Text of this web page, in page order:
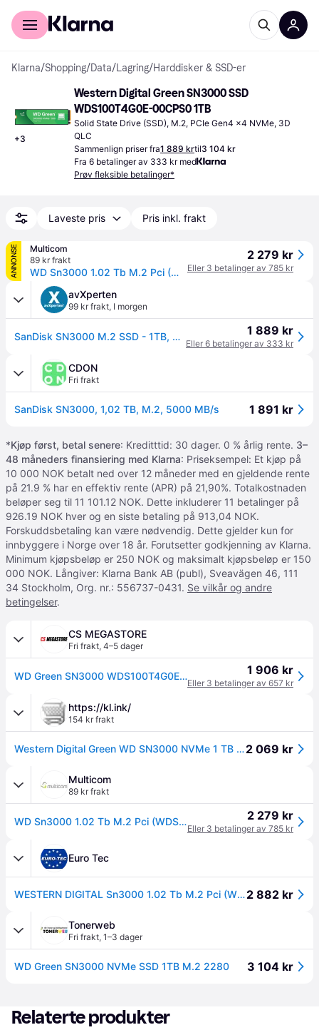
For kunder
Klarna/Shopping/Data/Lagring/Harddisker & SSD-er
+3
Western Digital Green SN3000 SSD
WDS100T4G0E-00CPS0 1TB
Solid State Drive (SSD), M.2, PCIe Gen4 x4 NVMe, 3D
QLC
Sammenlign priser fra1 889 krtil3 104 kr
Fra 6 betalinger av 333 kr med
Prøv fleksible betalinger*
Laveste pris Pris inkl. frakt
ANNONSE
Multicom
89 kr frakt
WD Sn3000 1.02 Tb M.2 Pci (WDS100T4G0E)
2 279 kr
Eller 3 betalinger av 785 kr
avXperten
99 kr frakt, I morgen
SanDisk SN3000 M.2 SSD - 1TB, PCIe 4.0, NVMe, QLC 3D NAND 1 889 kr
Eller 6 betalinger av 333 kr
CDON
Fri frakt
SanDisk SN3000, 1,02 TB, M.2, 5000 MB/s 1 891 kr
*Kjøp først, betal senere: Kreditttid: 30 dager. 0 % årlig rente. 3–
48 måneders finansiering med Klarna: Priseksempel: Et kjøp på
10 000 NOK betalt ned over 12 måneder med en gjeldende rente
på 21.9 % har en effektiv rente (APR) på 21,90%. Totalkostnaden
beløper seg til 11 101.12 NOK. Dette inkluderer 11 betalinger på
926.19 NOK hver og en siste betaling på 913,04 NOK.
Forskuddsbetaling kan være nødvendig. Dette gjelder kun for
innbyggere i Norge over 18 år. Forutsetter godkjenning av Klarna.
Minimum kjøpsbeløp er 250 NOK og maksimalt kjøpsbeløp er 150
000 NOK. Långiver: Klarna Bank AB (publ), Sveavägen 46, 111
34 Stockholm, Org. nr.: 556737-0431. Se vilkår og andre
betingelser.
CS MEGASTORE
Fri frakt, 4–5 dager
WD Green SN3000 WDS100T4G0E-00CPS0 - SSD - 1 TB - intern - M.2 2280 - PCIe 4.0 x4 (NVMe) 1 906 kr
Eller 3 betalinger av 657 kr
https://kl.ink/
154 kr frakt
Western Digital Green WD SN3000 NVMe 1 TB M.2 PCI Express 4.0 QLC 3D NAND2 069 kr
Multicom
89 kr frakt
WD Sn3000 1.02 Tb M.2 Pci (WDS100T4G0E) 2 279 kr
Eller 3 betalinger av 785 kr
Euro Tec
WESTERN DIGITAL Sn3000 1.02 Tb M.2 Pci (WDS100T4G0E)2 882 kr
Tonerweb
Fri frakt, 1–3 dager
WD Green SN3000 NVMe SSD 1TB M.2 2280 3 104 kr
Relaterte produkter